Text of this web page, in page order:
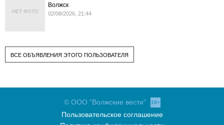
НЕТ ФОТО
Волжск
02/08/2026, 21:44
ВСЕ ОБЪЯВЛЕНИЯ ЭТОГО ПОЛЬЗОВАТЕЛЯ
© ООО "Волжские вести" 16+
Пользовательское соглашение